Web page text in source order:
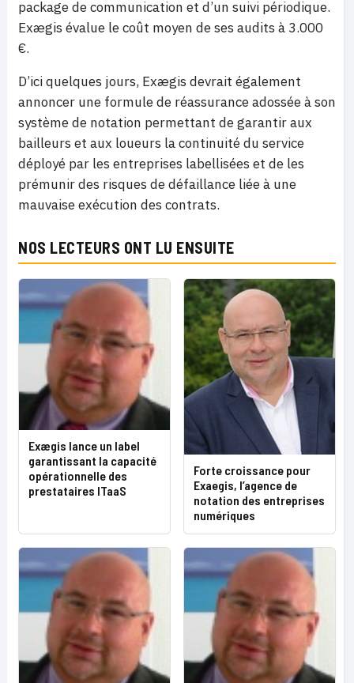
package de communication et d’un suivi périodique.
Exægis évalue le coût moyen de ses audits à 3.000
€.
D’ici quelques jours, Exægis devrait également
annoncer une formule de réassurance adossée à son
système de notation permettant de garantir aux
bailleurs et aux loueurs la continuité du service
déployé par les entreprises labellisées et de les
prémunir des risques de défaillance liée à une
mauvaise exécution des contrats.
NOS LECTEURS ONT LU ENSUITE
Exægis lance un label
garantissant la capacité
opérationnelle des
prestataires ITaaS
Forte croissance pour
Exaegis, l’agence de
notation des entreprises
numériques